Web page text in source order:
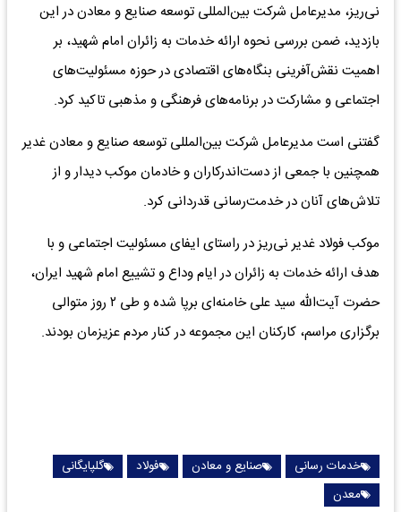
نی‌ریز، مدیرعامل شرکت بین‌المللی توسعه صنایع و معادن در این
بازدید، ضمن بررسی نحوه ارائه خدمات به زائران امام شهید، بر
اهمیت نقش‌آفرینی بنگاه‌های اقتصادی در حوزه مسئولیت‌های
اجتماعی و مشارکت در برنامه‌های فرهنگی و مذهبی تاکید کرد.
گفتنی است مدیرعامل شرکت بین‌المللی توسعه صنایع و معادن غدیر
همچنین با جمعی از دست‌اندرکاران و خادمان موکب دیدار و از
تلاش‌های آنان در خدمت‌رسانی قدردانی کرد.
موکب فولاد غدیر نی‌ریز در راستای ایفای مسئولیت اجتماعی و با
هدف ارائه خدمات به زائران در ایام وداع و تشییع امام شهید ایران،
حضرت آیت‌الله سید علی خامنه‌ای برپا شده و طی ۲ روز متوالی
برگزاری مراسم، کارکنان این مجموعه در کنار مردم عزیزمان بودند.
خدمات رسانی صنایع و معادن فولاد
گلپایگانی
معدن